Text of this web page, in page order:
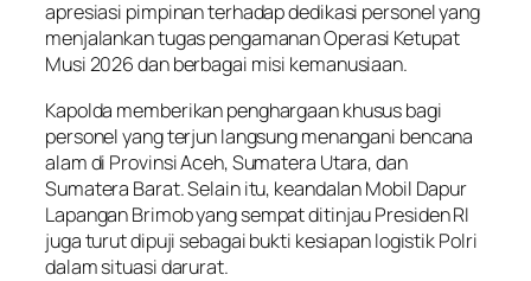
apresiasi pimpinan terhadap dedikasi personel yang
menjalankan tugas pengamanan Operasi Ketupat
Musi 2026 dan berbagai misi kemanusiaan.
Kapolda memberikan penghargaan khusus bagi
personel yang terjun langsung menangani bencana
alam di Provinsi Aceh, Sumatera Utara, dan
Sumatera Barat. Selain itu, keandalan Mobil Dapur
Lapangan Brimob yang sempat ditinjau Presiden RI
juga turut dipuji sebagai bukti kesiapan logistik Polri
dalam situasi darurat.